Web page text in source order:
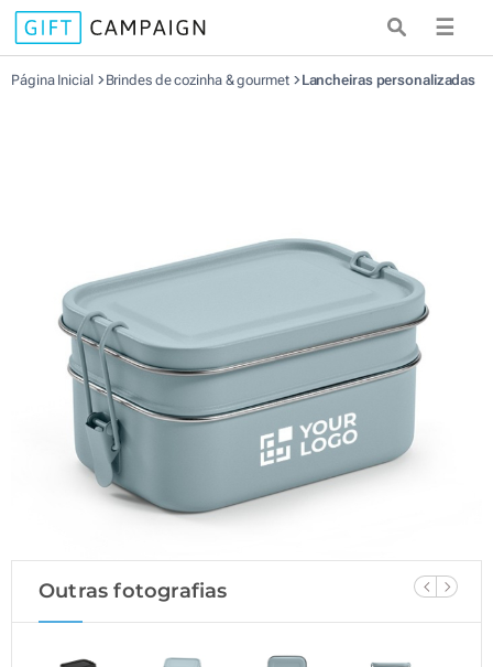
☰
Página Inicial Brindes de cozinha & gourmet Lancheiras personalizadas
Outras fotografias